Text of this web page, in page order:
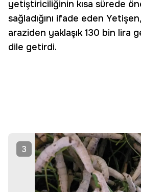
yetiştiriciliğinin kısa sürede
sağladığını ifade eden
araziden yaklaşık 130 bin lira
dile getirdi.
3